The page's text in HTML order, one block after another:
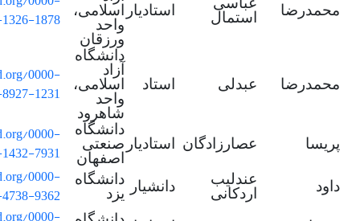
محمدرضا
استمال
استادیار
اسلامی،
واحد
ورزقان
1878
محمدرضا عبدلی استاد
دانشگاه
آزاد
اسلامی،
واحد
شاهرود
0000-
1231
پریسا عصارزادگان استادیار
دانشگاه
صنعتی
اصفهان
0000-
7931
داود
عندلیب
اردکانی
دانشیار
دانشگاه
یزد
0000-
9362